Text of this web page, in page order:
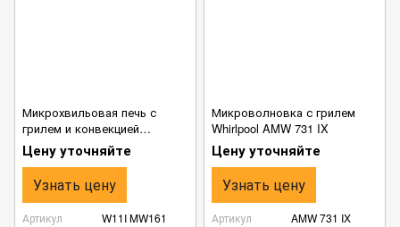
Микрохвильовая печь с
грилем и конвекцией
Whirlpool W11I MW161
Цену уточняйте
Узнать цену
Артикул
W11I MW161
Микроволновка с грилем
Whirlpool AMW 731 IX
Цену уточняйте
Узнать цену
Артикул
AMW 731 IX